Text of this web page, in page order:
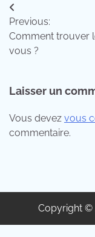
Navigation
de
l’article
Previous:
Comment trouver
vous ?
Laisser un
Vous devez vous
commentaire.
Copyright ©